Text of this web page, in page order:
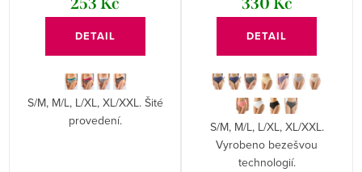
DETAIL
S/M, M/L, L/XL, XL/XXL. Šité
provedení.
DETAIL
S/M, M/L, L/XL, XL/XXL.
Vyrobeno bezešvou
technologií.